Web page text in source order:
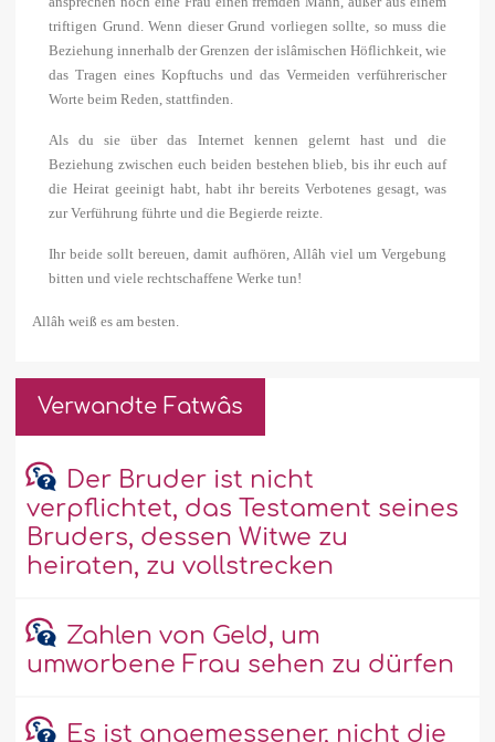
triftigen Grund. Wenn dieser Grund vorliegen sollte, so muss die
Beziehung innerhalb der Grenzen der islâmischen Höflichkeit, wie
das Tragen eines Kopftuchs und das Vermeiden verführerischer
Worte beim Reden, stattfinden.
Als du sie über das Internet kennen gelernt hast und die
Beziehung zwischen euch beiden bestehen blieb, bis ihr euch auf
die Heirat geeinigt habt, habt ihr bereits Verbotenes gesagt, was
zur Verführung führte und die Begierde reizte.
Ihr beide sollt bereuen, damit aufhören, Allâh viel um Vergebung
bitten und viele rechtschaffene Werke tun!
Allâh weiß es am besten.
Verwandte Fatwâs
Der Bruder ist nicht
verpflichtet, das Testament seines
Bruders, dessen Witwe zu
heiraten, zu vollstrecken
Zahlen von Geld, um
umworbene Frau sehen zu dürfen
Es ist angemessener, nicht die